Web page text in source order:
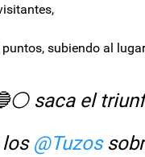
subiendo al
saca el
los @Tuzos